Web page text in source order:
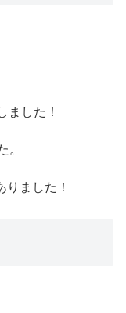
ました！
。
ました！